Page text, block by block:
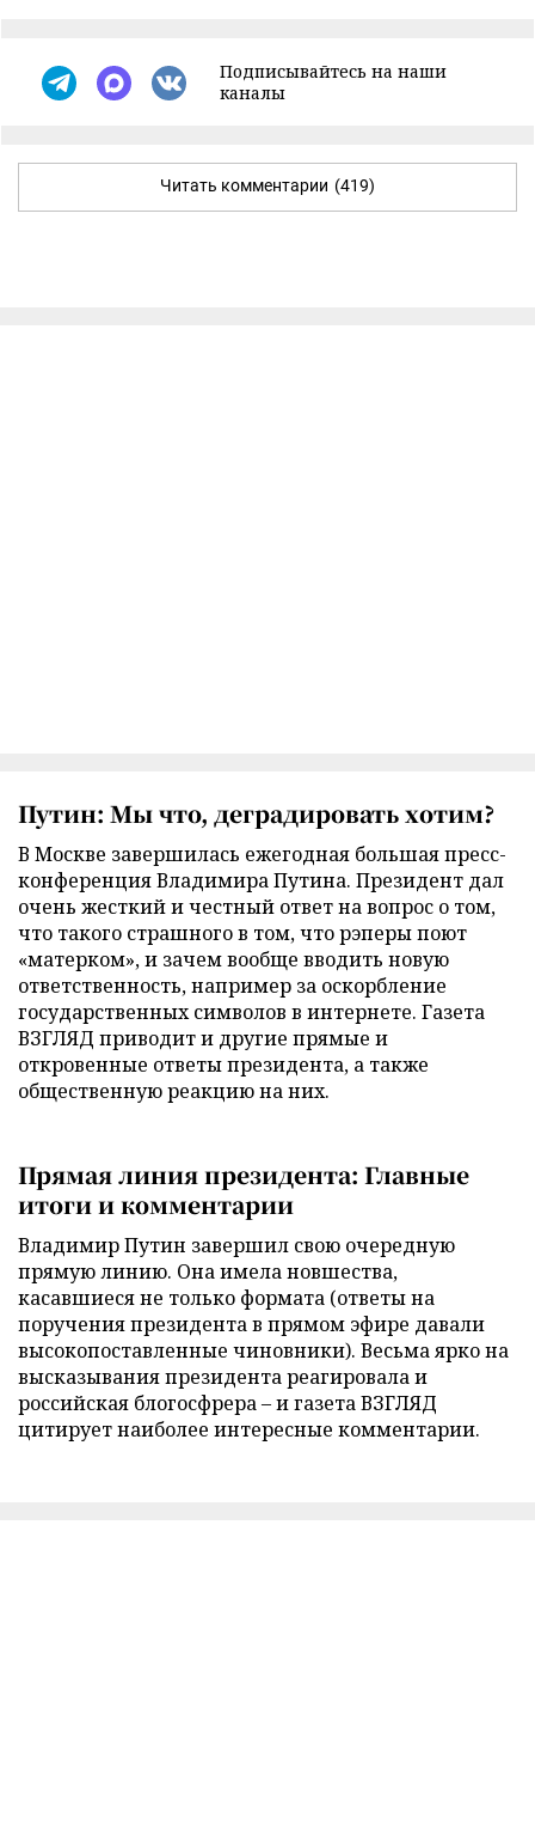
Подписывайтесь на наши
каналы
Читать комментарии (419)
Путин: Мы что, деградировать хотим?
В Москве завершилась ежегодная большая пресс-
конференция Владимира Путина. Президент дал
очень жесткий и честный ответ на вопрос о том,
что такого страшного в том, что рэперы поют
«матерком», и зачем вообще вводить новую
ответственность, например за оскорбление
государственных символов в интернете. Газета
ВЗГЛЯД приводит и другие прямые и
откровенные ответы президента, а также
общественную реакцию на них.
Прямая линия президента: Главные
итоги и комментарии
Владимир Путин завершил свою очередную
прямую линию. Она имела новшества,
касавшиеся не только формата (ответы на
поручения президента в прямом эфире давали
высокопоставленные чиновники). Весьма ярко на
высказывания президента реагировала и
российская блогосфрера – и газета ВЗГЛЯД
цитирует наиболее интересные комментарии.